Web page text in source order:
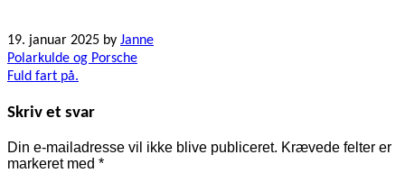
19. januar 2025 by Janne
Indlægsnavigation
Polarkulde og Porsche
Fuld fart på.
Skriv et svar
Din e-mailadresse vil ikke blive publiceret. Krævede felter er
markeret med *